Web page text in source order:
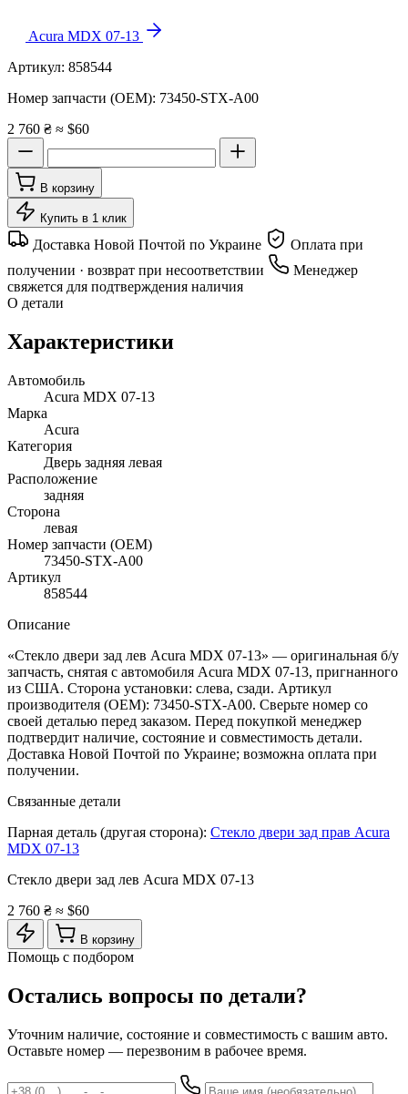
Acura MDX 07-13
Артикул: 858544
Номер запчасти (OEM): 73450-STX-A00
2 760 ₴ ≈ $60
В корзину
Купить в 1 клик
Доставка Новой Почтой по Украине
Оплата при
получении · возврат при несоответствии
Менеджер
свяжется для подтверждения наличия
О детали
Характеристики
Автомобиль
Acura MDX 07-13
Марка
Acura
Категория
Дверь задняя левая
Расположение
задняя
Сторона
левая
Номер запчасти (OEM)
73450-STX-A00
Артикул
858544
Описание
«Стекло двери зад лев Acura MDX 07-13» — оригинальная б/у
запчасть, снятая с автомобиля Acura MDX 07-13, пригнанного
из США. Сторона установки: слева, сзади. Артикул
производителя (OEM): 73450-STX-A00. Сверьте номер со
своей деталью перед заказом. Перед покупкой менеджер
подтвердит наличие, состояние и совместимость детали.
Доставка Новой Почтой по Украине; возможна оплата при
получении.
Связанные детали
Парная деталь (другая сторона): Стекло двери зад прав Acura
MDX 07-13
Стекло двери зад лев Acura MDX 07-13
2 760 ₴ ≈ $60
В корзину
Помощь с подбором
Остались вопросы по детали?
Уточним наличие, состояние и совместимость с вашим авто.
Оставьте номер — перезвоним в рабочее время.